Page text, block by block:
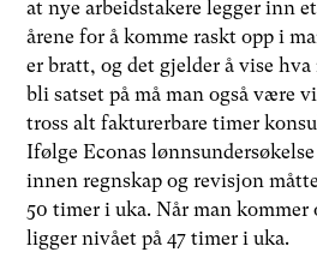
at nye arbeidstakere legger inn
årene for å komme raskt opp i
er bratt, og det gjelder å vise
bli satset på må man også være
tross alt fakturerbare timer
Ifølge Econas
innen regnskap og revisjon
50 timer i uka. Når man
ligger nivået på 47 timer i uka.